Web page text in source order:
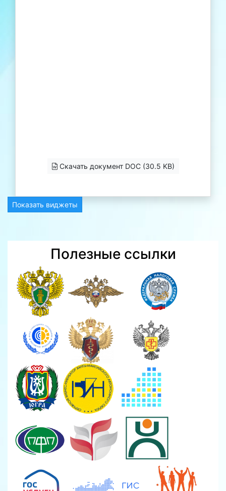
Скачать документ DOC (30.5 KB)
Показать виджеты
Полезные ссылки